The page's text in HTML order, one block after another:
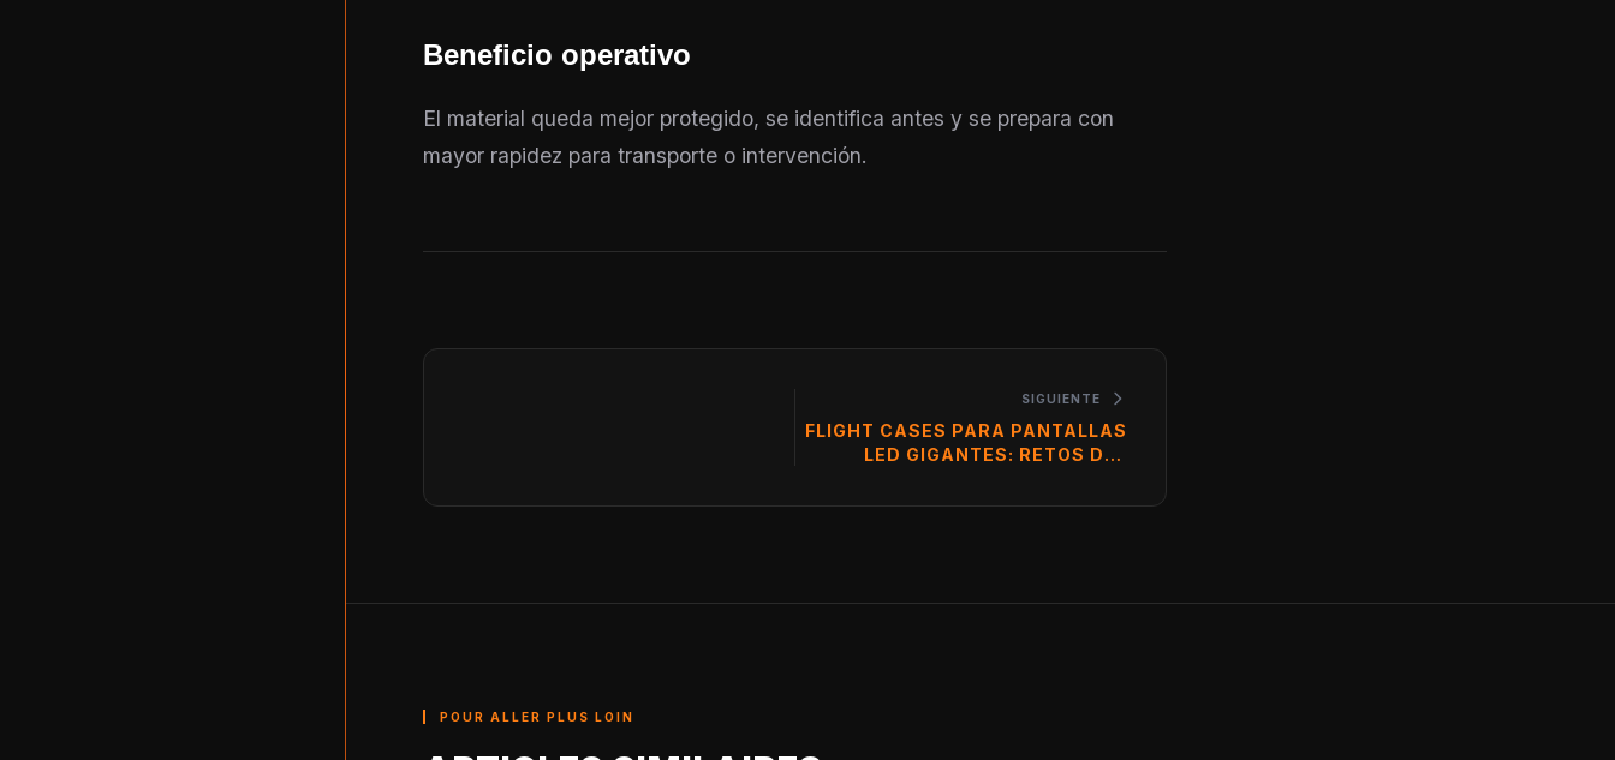
Beneficio operativo
El material queda mejor protegido, se identifica antes y se prepara con
mayor rapidez para transporte o intervención.
SIGUIENTE
FLIGHT CASES PARA PANTALLAS
LED GIGANTES: RETOS DEL
POUR ALLER PLUS LOIN